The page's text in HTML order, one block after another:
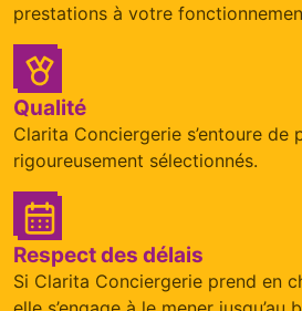
prestations à votre
Qualité
Clarita Conciergerie s’entoure de
rigoureusement sélectionnés.
Respect des délais
Si Clarita Conciergerie prend en